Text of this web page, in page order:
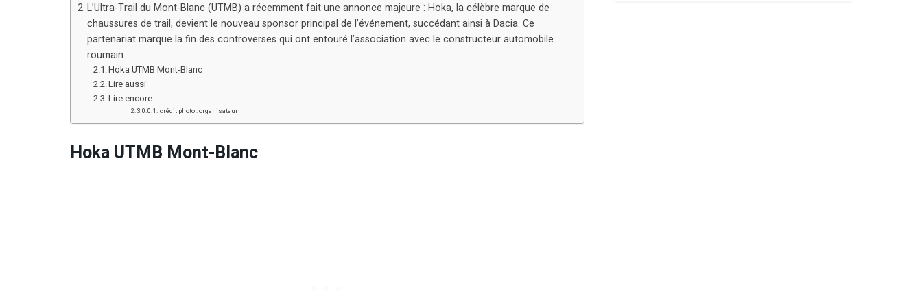
L’Ultra-Trail du Mont-Blanc (UTMB) a récemment fait une annonce majeure : Hoka, la célèbre marque de
chaussures de trail, devient le nouveau sponsor principal de l’événement, succédant ainsi à Dacia. Ce
partenariat marque la fin des controverses qui ont entouré l’association avec le constructeur automobile
roumain.
Hoka UTMB Mont-Blanc
Lire aussi
Lire encore
crédit photo : organisateur
Hoka UTMB Mont-Blanc